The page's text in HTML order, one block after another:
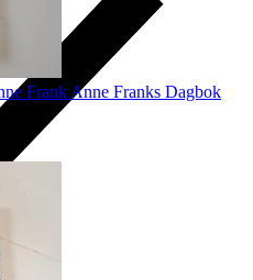
Frank Anne Franks Dagbok